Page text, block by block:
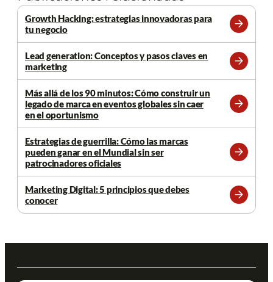
Growth Hacking: estrategias innovadoras para
tu negocio
Leer
más
Lead generation: Conceptos y pasos claves en
marketing
Leer
más
Más allá de los 90 minutos: Cómo construir un
legado de marca en eventos globales sin caer
en el oportunismo
Leer
más
Estrategias de guerrilla: Cómo las marcas
pueden ganar en el Mundial sin ser
patrocinadores oficiales
Leer
más
Marketing Digital: 5 principios que debes
conocer
Leer
más